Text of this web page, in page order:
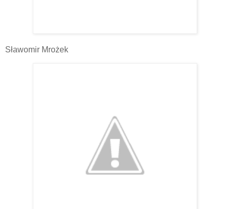
Sławomir Mrożek